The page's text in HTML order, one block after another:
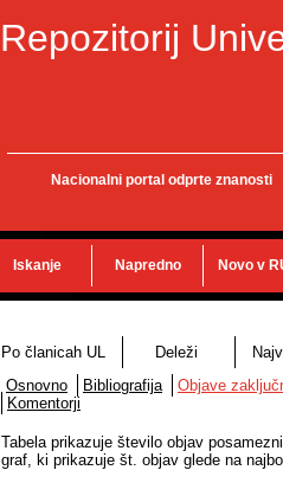
Repozitorij
Nacionalni portal odprte znanosti
Iskanje Napredno Novo v
Po članicah UL Deleži
Osnovno
Bibliografija
Objave
Komentorji
Tabela prikazuje število objav
graf, ki prikazuje št. objav glede na